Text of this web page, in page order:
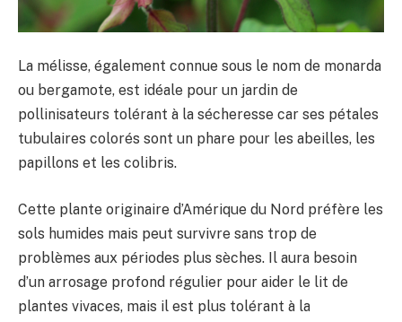
La mélisse, également connue sous le nom de monarda
ou bergamote, est idéale pour un jardin de
pollinisateurs tolérant à la sécheresse car ses pétales
tubulaires colorés sont un phare pour les abeilles, les
papillons et les colibris.
Cette plante originaire d’Amérique du Nord préfère les
sols humides mais peut survivre sans trop de
problèmes aux périodes plus sèches. Il aura besoin
d’un arrosage profond régulier pour aider le lit de
plantes vivaces, mais il est plus tolérant à la